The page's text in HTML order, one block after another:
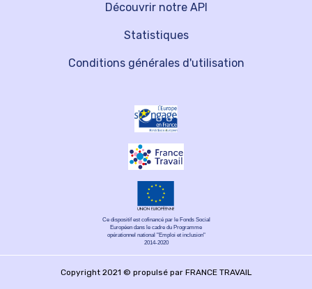
Découvrir notre API
Statistiques
Conditions générales d'utilisation
Ce dispositif est cofinancé par le Fonds Social
Européen dans le cadre du Programme
opérationnel national "Emploi et inclusion"
2014-2020
Copyright 2021 © propulsé par FRANCE TRAVAIL